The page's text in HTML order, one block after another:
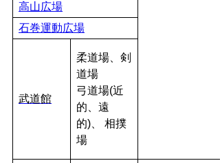
高山広場
石巻運動広場
武道館
柔道場、剣
道場
弓道場(近
的、遠
的)、 相撲
場